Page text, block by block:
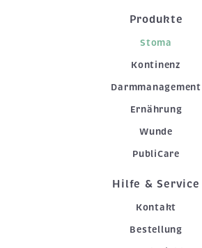
Produkte
Stoma
Kontinenz
Darmmanagement
Ernährung
Wunde
PubliCare
Hilfe & Service
Kontakt
Bestellung